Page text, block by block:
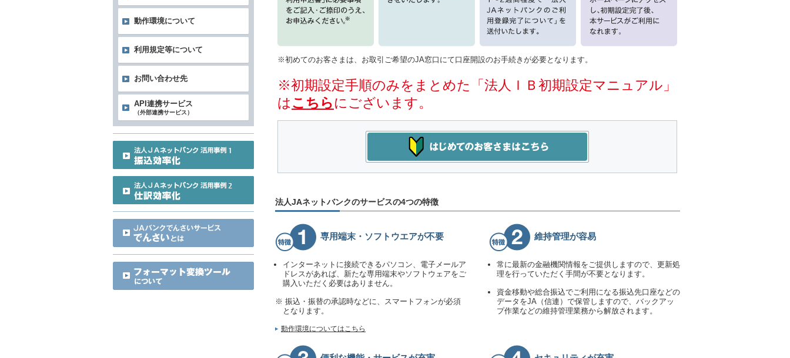
※初めてのお客さまは、お取引ご希望のJA窓口にて口座開設のお手続きが必要となります。
※初期設定手順のみをまとめた「法人ＩＢ初期設定マニュアル」
はこちらにございます。
法人JAネットバンクのサービスの4つの特徴
専用端末・ソフトウエアが不要
インターネットに接続できるパソコン、電子メールア
ドレスがあれば、新たな専用端末やソフトウェアをご
購入いただく必要はありません。
※ 振込・振替の承認時などに、スマートフォンが必須
となります。
動作環境についてはこちら
維持管理が容易
常に最新の金融機関情報をご提供しますので、更新処
理を行っていただく手間が不要となります。
資金移動や総合振込でご利用になる振込先口座などの
データをJA（信連）で保管しますので、バックアッ
プ作業などの維持管理業務から解放されます。
動作環境について
利用規定等について
お問い合わせ先
API連携サービス
（外部連携サービス）